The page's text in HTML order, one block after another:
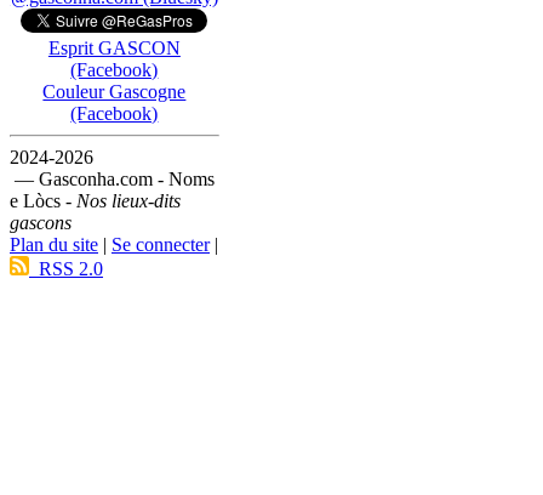
Esprit GASCON
(Facebook)
Couleur Gascogne
(Facebook)
2024-2026
— Gasconha.com - Noms
e Lòcs - Nos lieux-dits
gascons
Plan du site | Se connecter|
RSS 2.0